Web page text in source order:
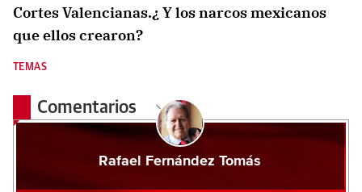
Cortes Valencianas.¿ Y los narcos mexicanos
que ellos crearon?
TEMAS
Comentarios
Rafael Fernández Tomás